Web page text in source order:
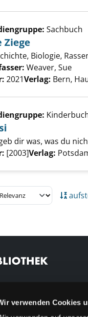
verwenden Cookies
Details von Die Ziege
Sachbuch
Ziege
Biologie,
Weaver, Sue
2021Verlag: Bern,
Details von Sissi
dir was, was du
nach diesem
[2003]Verlag:
Feedback